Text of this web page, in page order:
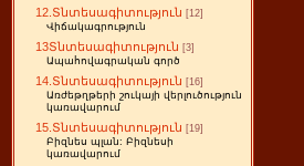
12.Տնտեսագիտություն [12]
Վիճակագրություն
13Տնտեսագիտություն [3]
Ապահովագրական գործ
14.Տնտեսագիտություն [16]
Առժեթղթերի շուկայի վերլուծություն
կառավարում
15.Տնտեսագիտություն [19]
Բիզնես պլան: Բիզնեսի
կառավարում